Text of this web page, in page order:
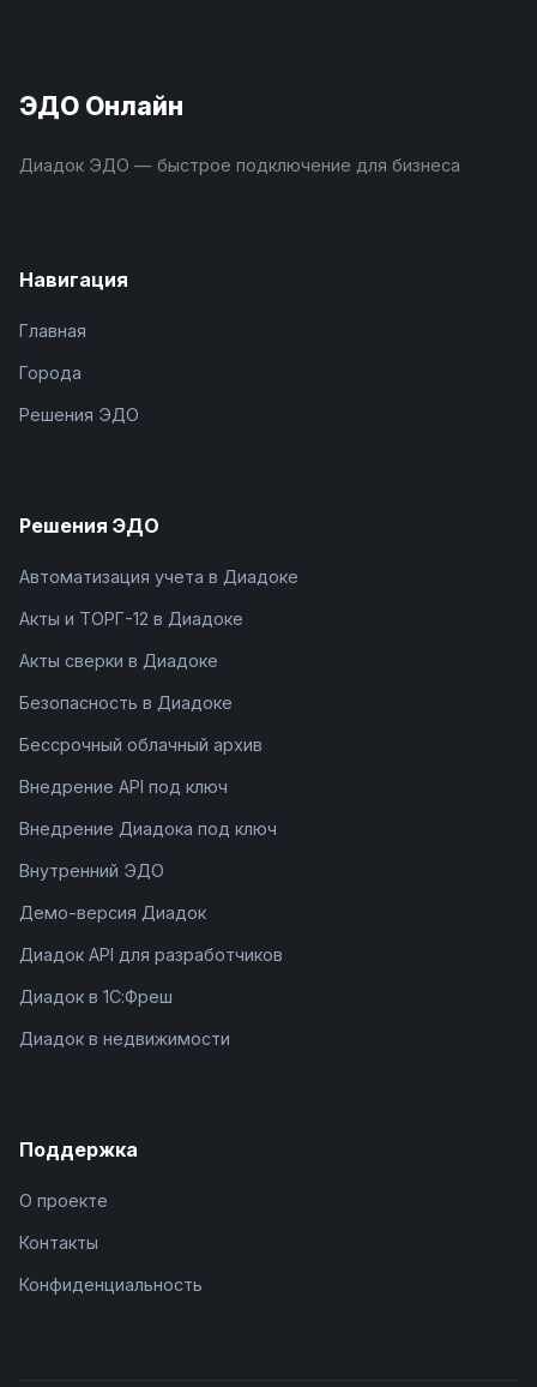
ЭДО Онлайн
Диадок ЭДО — быстрое подключение для бизнеса
Навигация
Главная
Города
Решения ЭДО
Решения ЭДО
Автоматизация учета в Диадоке
Акты и ТОРГ-12 в Диадоке
Акты сверки в Диадоке
Безопасность в Диадоке
Бессрочный облачный архив
Внедрение API под ключ
Внедрение Диадока под ключ
Внутренний ЭДО
Демо-версия Диадок
Диадок API для разработчиков
Диадок в 1С:Фреш
Диадок в недвижимости
Поддержка
О проекте
Контакты
Конфиденциальность